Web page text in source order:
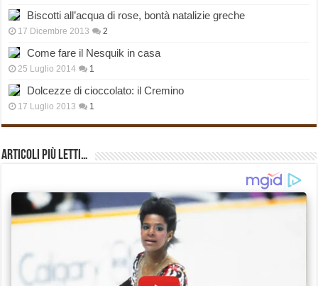
Biscotti all’acqua di rose, bontà natalizie greche
17 Dicembre 2013 2
Come fare il Nesquik in casa
25 Luglio 2014 1
Dolcezze di cioccolato: il Cremino
17 Luglio 2013 1
Articoli più Letti…